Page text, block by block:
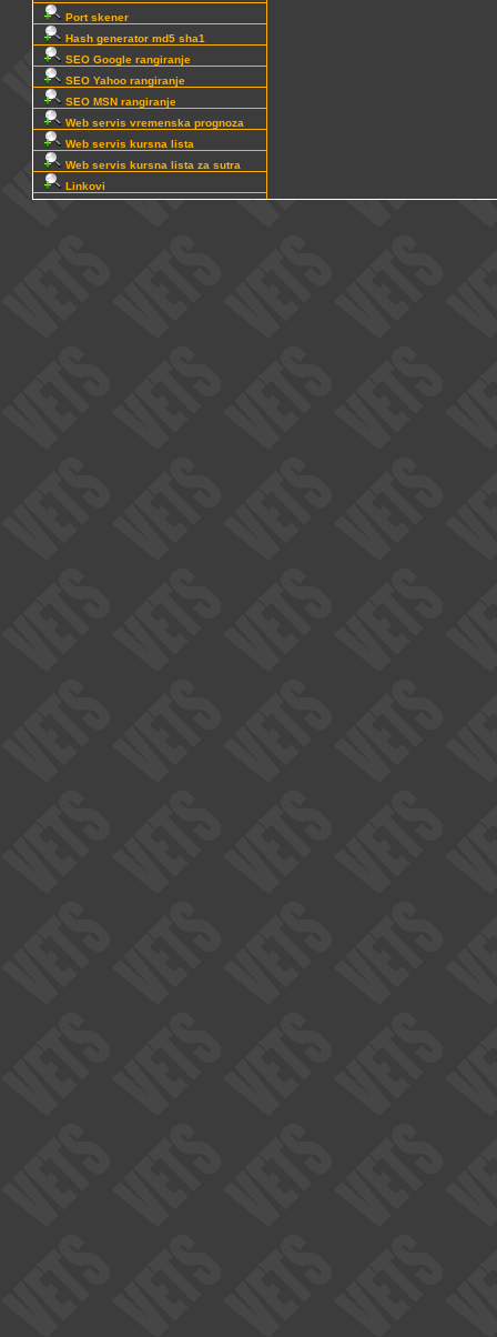
Port skener
Hash generator md5 sha1
SEO Google rangiranje
SEO Yahoo rangiranje
SEO MSN rangiranje
Web servis vremenska prognoza
Web servis kursna lista
Web servis kursna lista za sutra
Linkovi